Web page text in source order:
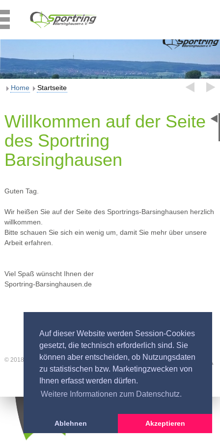
Auf dieser Website werden Session-Cookies
gesetzt, die technisch erforderlich sind. Sie
können aber entscheiden, ob Nutzungsdaten
zu statistischen bzw. Marketingzwecken von
Ihnen erfasst werden dürfen.
Weitere Informationen zum Datenschutz.
Ablehnen Akzeptieren
Home Startseite
Willkommen auf der Seite
des Sportring
Barsinghausen
Guten Tag.
Wir heißen Sie auf der Seite des Sportrings-Barsinghausen herzlich
willkommen.
Bitte schauen Sie sich ein wenig um, damit Sie mehr über unsere
Arbeit erfahren.
Viel Spaß wünscht Ihnen der
Sportring-Barsinghausen.de
© 2018 Sportring-Barsinghausen e.V.